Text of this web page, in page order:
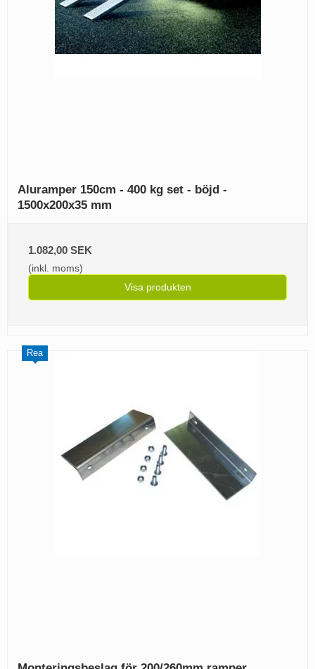
Aluramper 150cm - 400 kg set - böjd -
1500x200x35 mm
1.082,00 SEK
(inkl. moms)
Visa produkten
Rea